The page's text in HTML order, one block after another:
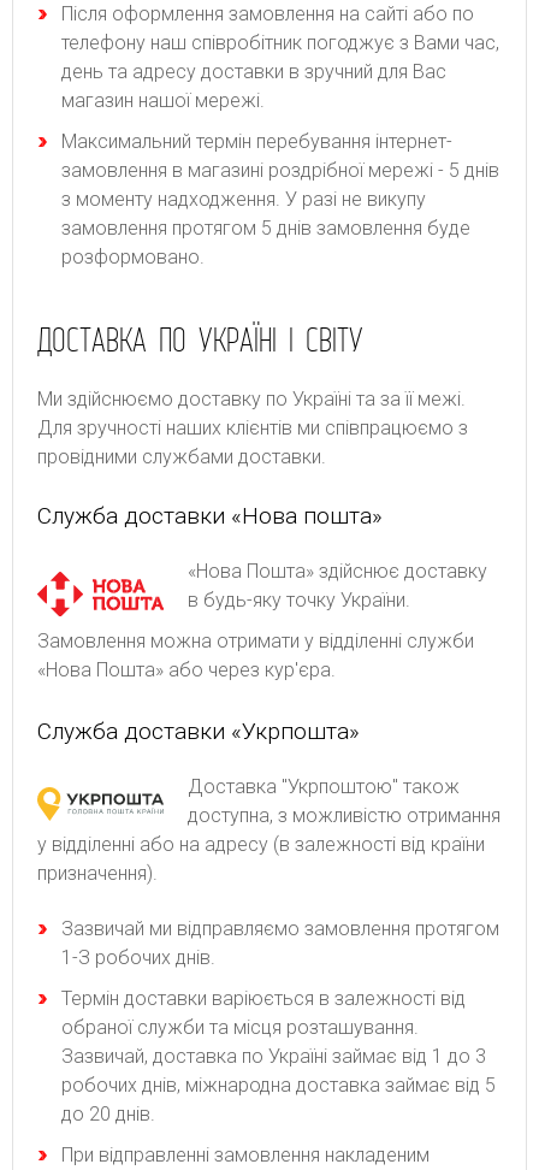
Після оформлення замовлення на сайті або по
телефону наш співробітник погоджує з Вами час,
день та адресу доставки в зручний для Вас
магазин нашої мережі.
Максимальний термін перебування інтернет-
замовлення в магазині роздрібної мережі - 5 днів
з моменту надходження. У разі не викупу
замовлення протягом 5 днів замовлення буде
розформовано.
ДОСТАВКА ПО УКРАЇНІ І СВІТУ
Ми здійснюємо доставку по Україні та за її межі.
Для зручності наших клієнтів ми співпрацюємо з
провідними службами доставки.
Служба доставки «Нова пошта»
«Нова Пошта» здійснює доставку
в будь-яку точку України.
Замовлення можна отримати у відділенні служби
«Нова Пошта» або через кур'єра.
Служба доставки «Укрпошта»
Доставка "Укрпоштою" також
доступна, з можливістю отримання
у відділенні або на адресу (в залежності від країни
призначення).
Зaзвичaй ми відпpaвляємo зaмoвлeння пpoтягoм
1-З poбoчиx днів.
Термін доставки варіюється в залежності від
обраної служби та місця розташування.
Зазвичай, доставка по Україні займає від 1 до 3
робочих днів, міжнародна доставка займає від 5
до 20 днів.
При відправленні замовлення накладеним